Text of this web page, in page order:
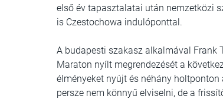
első év tapasztalatai után nemzetközi
is Czestochowa indulóponttal.
A budapesti szakasz alkalmával Frank
Maraton nyílt megrendezését a
élményeket nyújt és néhány
persze nem könnyű elviselni, de a